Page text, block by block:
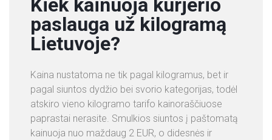
paslauga už kilogramą
Lietuvoje?
Kaina nustatoma ne tik pagal kilogramus, bet ir
pagal siuntos dydžio bei svorio kategorijas, todėl
atskiro vieno kilogramo tarifo kainoraščiuose
paprastai nerasite. Smulkios siuntos į paštomatą
kainuoja nuo maždaug 2 EUR, o didesnės ir